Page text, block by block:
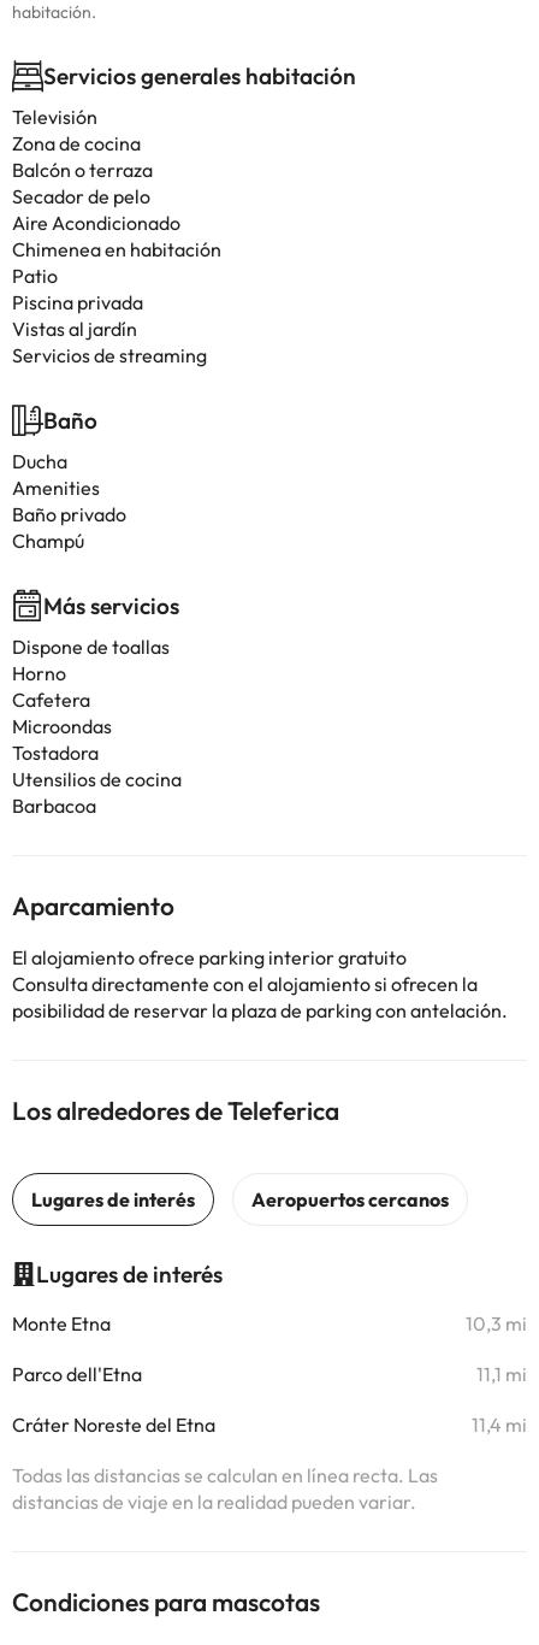
habitación.
Servicios generales habitación
Televisión
Zona de cocina
Balcón o terraza
Secador de pelo
Aire Acondicionado
Chimenea en habitación
Patio
Piscina privada
Vistas al jardín
Servicios de streaming
Baño
Ducha
Amenities
Baño privado
Champú
Más servicios
Dispone de toallas
Horno
Cafetera
Microondas
Tostadora
Utensilios de cocina
Barbacoa
Aparcamiento
El alojamiento ofrece parking interior gratuito
Consulta directamente con el alojamiento si ofrecen la
posibilidad de reservar la plaza de parking con antelación.
Los alrededores de Teleferica
Lugares de interés
Monte Etna 10,3 mi
Parco dell'Etna 11,1 mi
Cráter Noreste del Etna 11,4 mi
Todas las distancias se calculan en línea recta. Las
distancias de viaje en la realidad pueden variar.
Condiciones para mascotas